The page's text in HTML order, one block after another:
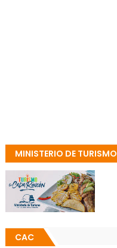
MINISTERIO DE TURISMO
CAC